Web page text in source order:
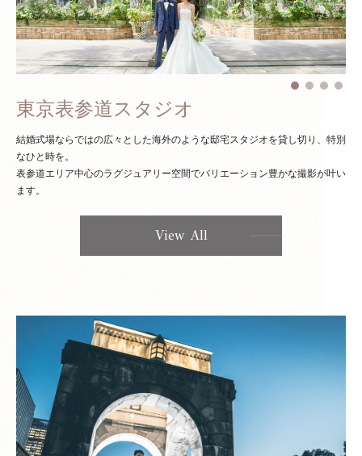
東京表参道スタジオ
結婚式場ならではの広々とした海外のような邸宅スタジオを貸し切り、特別
なひと時を。
表参道エリア中心のラグジュアリー空間でバリエーション豊かな撮影が叶い
ます。
View All